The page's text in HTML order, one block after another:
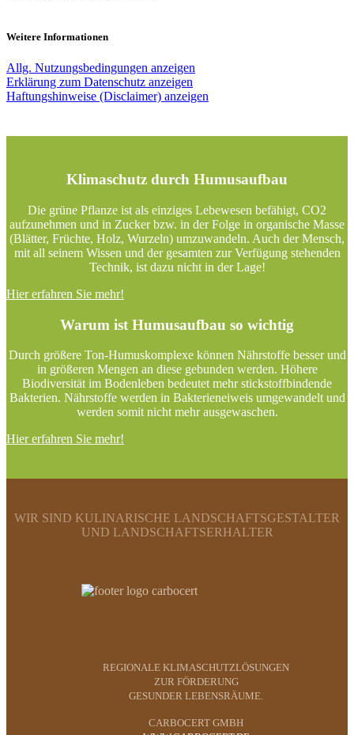
Weitere Informationen
Allg. Nutzungsbedingungen anzeigen
Erklärung zum Datenschutz anzeigen
Haftungshinweise (Disclaimer) anzeigen
Klimaschutz durch Humusaufbau
Die grüne Pflanze ist als einziges Lebewesen befähigt, CO2
aufzunehmen und in Zucker bzw. in der Folge in organische Masse
(Blätter, Früchte, Holz, Wurzeln) umzuwandeln. Auch der Mensch,
mit all seinem Wissen und der gesamten zur Verfügung stehenden
Technik, ist dazu nicht in der Lage!
Hier erfahren Sie mehr!
Warum ist Humusaufbau so wichtig
Durch größere Ton-Humuskomplexe können Nährstoffe besser und
in größeren Mengen an diese gebunden werden. Höhere
Biodiversität im Bodenleben bedeutet mehr stickstoffbindende
Bakterien. Nährstoffe werden in Bakterieneiweis umgewandelt und
werden somit nicht mehr ausgewaschen.
Hier erfahren Sie mehr!
WIR SIND KULINARISCHE LANDSCHAFTSGESTALTER
UND LANDSCHAFTSERHALTER
REGIONALE KLIMASCHUTZLÖSUNGEN
ZUR FÖRDERUNG
GESUNDER LEBENSRÄUME.
CARBOCERT GMBH